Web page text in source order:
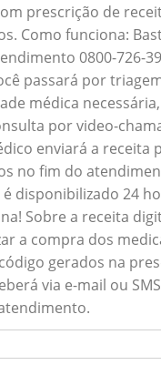
prescrição de
Como funciona:
0800-726-
passará por
médica
por video-
enviará a receita
no fim do
disponibilizado 24
Sobre a receita
a compra dos
gerados na
via e-mail ou